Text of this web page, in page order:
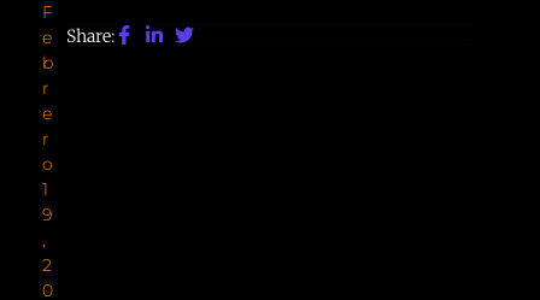
F
E
B
R
E
R
O
1
9
,
2
0
Share: